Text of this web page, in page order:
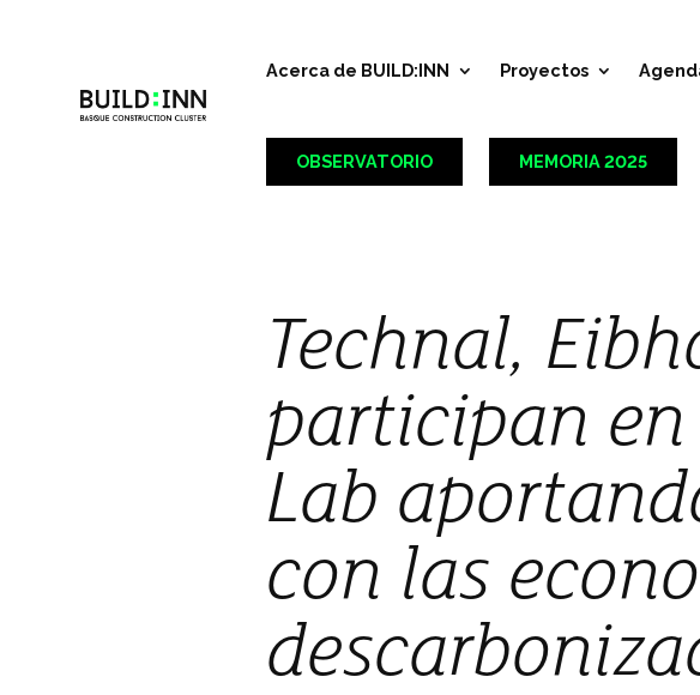
Acerca de BUILD:INN Proyectos
OBSERVATORIO MEMORIA 2025
Technal,
participan en
Lab
con las